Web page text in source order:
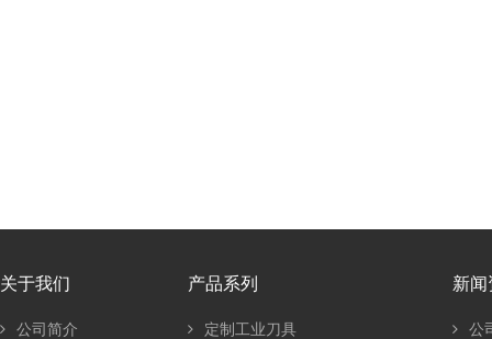
关于我们
公司简介
产品系列
定制工业刀具
新闻
公